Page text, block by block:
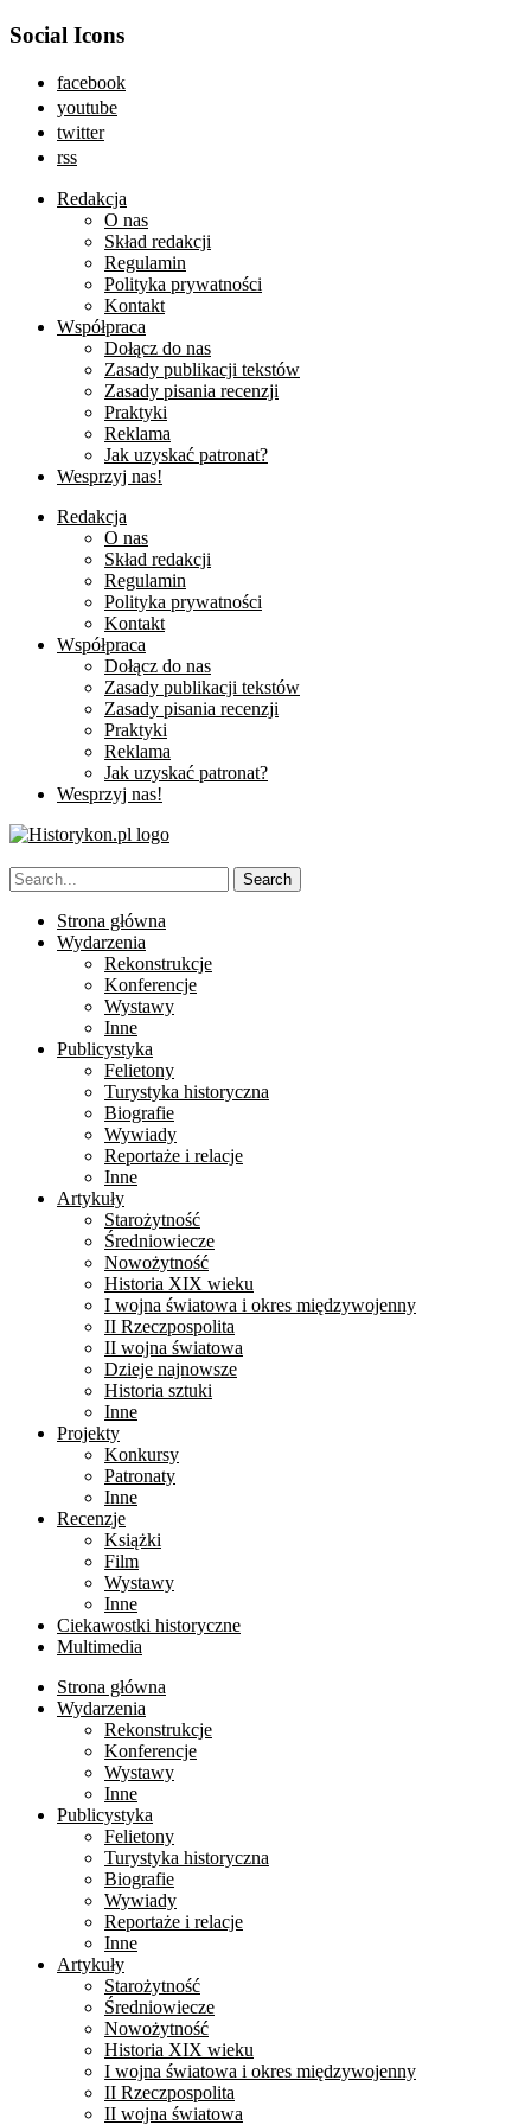
Social Icons
facebook
youtube
twitter
rss
Redakcja
O nas
Skład redakcji
Regulamin
Polityka prywatności
Kontakt
Współpraca
Dołącz do nas
Zasady publikacji tekstów
Zasady pisania recenzji
Praktyki
Reklama
Jak uzyskać patronat?
Wesprzyj nas!
Redakcja
O nas
Skład redakcji
Regulamin
Polityka prywatności
Kontakt
Współpraca
Dołącz do nas
Zasady publikacji tekstów
Zasady pisania recenzji
Praktyki
Reklama
Jak uzyskać patronat?
Wesprzyj nas!
Strona główna
Wydarzenia
Rekonstrukcje
Konferencje
Wystawy
Inne
Publicystyka
Felietony
Turystyka historyczna
Biografie
Wywiady
Reportaże i relacje
Inne
Artykuły
Starożytność
Średniowiecze
Nowożytność
Historia XIX wieku
I wojna światowa i okres międzywojenny
II Rzeczpospolita
II wojna światowa
Dzieje najnowsze
Historia sztuki
Inne
Projekty
Konkursy
Patronaty
Inne
Recenzje
Książki
Film
Wystawy
Inne
Ciekawostki historyczne
Multimedia
Strona główna
Wydarzenia
Rekonstrukcje
Konferencje
Wystawy
Inne
Publicystyka
Felietony
Turystyka historyczna
Biografie
Wywiady
Reportaże i relacje
Inne
Artykuły
Starożytność
Średniowiecze
Nowożytność
Historia XIX wieku
I wojna światowa i okres międzywojenny
II Rzeczpospolita
II wojna światowa